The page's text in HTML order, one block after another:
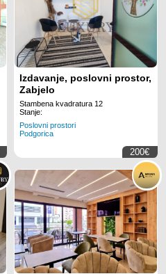
Izdavanje, poslovni prostor,
Zabjelo
Stambena kvadratura 12
Stanje:
Poslovni prostori
Podgorica
200€